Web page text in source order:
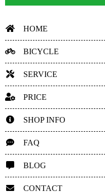
HOME
BICYCLE
SERVICE
PRICE
SHOP INFO
FAQ
BLOG
CONTACT